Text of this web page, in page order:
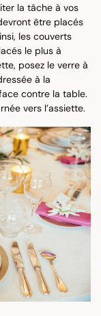
la tâche à vos
être placés
les couverts
le plus à
posez le verre à
à la
contre la table.
vers l’assiette.